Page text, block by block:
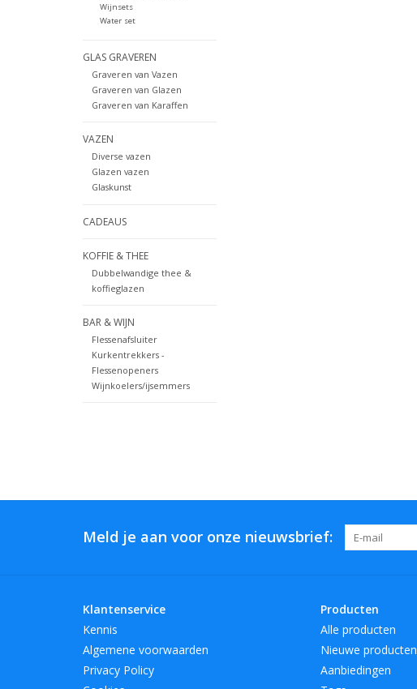
Wijnsets
Water set
GLAS GRAVEREN
Graveren van Vazen
Graveren van Glazen
Graveren van Karaffen
VAZEN
Diverse vazen
Glazen vazen
Glaskunst
CADEAUS
KOFFIE & THEE
Dubbelwandige thee &
koffieglazen
BAR & WIJN
Flessenafsluiter
Kurkentrekkers -
Flessenopeners
Wijnkoelers/ijsemmers
Meld je aan voor onze nieuwsbrief:
Klantenservice
Kennis
Algemene voorwaarden
Privacy Policy
Producten
Alle producten
Nieuwe producten
Aanbiedingen